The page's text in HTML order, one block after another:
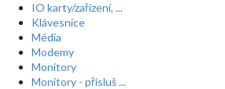
IO karty/zařízení, ...
Klávesnice
Média
Modemy
Monitory
Monitory - přísluš ...